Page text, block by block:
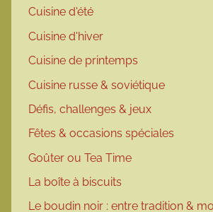
Cuisine d'été
Cuisine d'hiver
Cuisine de printemps
Cuisine russe & soviétique
Défis, challenges & jeux
Fêtes & occasions spéciales
Goûter ou Tea Time
La boîte à biscuits
Le boudin noir : entre tradition &